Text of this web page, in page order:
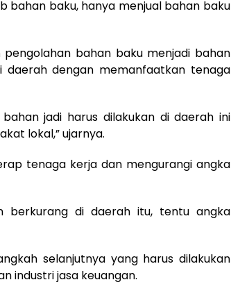
bahan baku, hanya menjual bahan baku
bahan baku menjadi bahan
daerah dengan memanfaatkan tenaga
jadi harus dilakukan di daerah ini
lokal,” ujarnya.
tenaga kerja dan mengurangi angka
berkurang di daerah itu, tentu angka
selanjutnya yang harus dilakukan
industri jasa keuangan.